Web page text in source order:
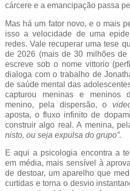
cárcere e a emancipação passa
Mas há um fator novo, e o mais
isso a velocidade de uma
redes. Vale recuperar uma tese
de 2026 (mais de 30 milhões de
escreve sob o nome vittorio
dialoga com o trabalho de
de saúde mental das
capturou meninas e meninos
menino, pela dispersão, o
aposta, o fluxo infinito de
construir algo real. A menina,
nisto, ou seja expulsa do grupo”.
E aqui a psicologia encontra a
em média, mais sensível à
de destoar, um aparelho que
curtidas e torna o desvio